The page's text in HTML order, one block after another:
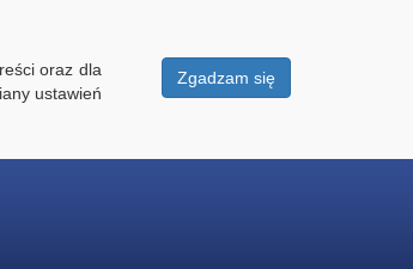
Zgadzam się
oraz dla
ustawień